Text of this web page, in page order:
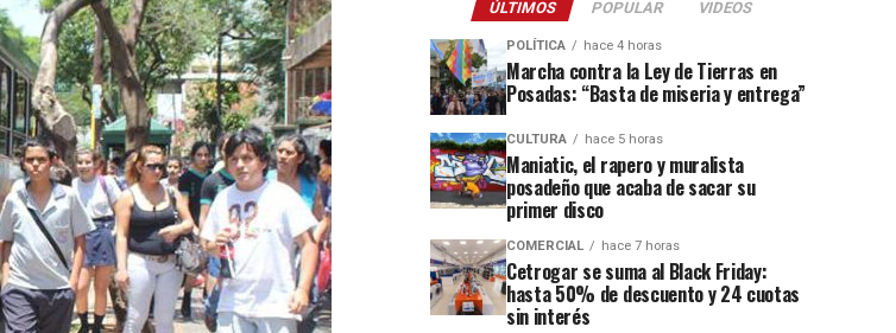
ÚLTIMOS POPULAR VIDEOS
POLÍTICA hace 4 horas
Marcha contra la Ley de Tierras en
Posadas: “Basta de miseria y entrega”
CULTURA hace 5 horas
Maniatic, el rapero y muralista
posadeño que acaba de sacar su
primer disco
COMERCIAL hace 7 horas
Cetrogar se suma al Black Friday:
hasta 50% de descuento y 24 cuotas
sin interés